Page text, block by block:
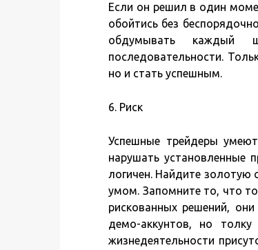
Если он решил в один
обойтись без
обдумывать каждый
последовательности.
но и стать успешным.
6. Риск
Успешные трейдеры
нарушать установленные
логичен. Найдите золотую
умом. Запомните то, что
рискованных решений,
демо-аккунтов, но
жизнедеятельности